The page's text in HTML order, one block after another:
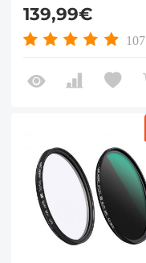
Filter + 4
Adapterringen Voor
Cameralens
139,99€
107